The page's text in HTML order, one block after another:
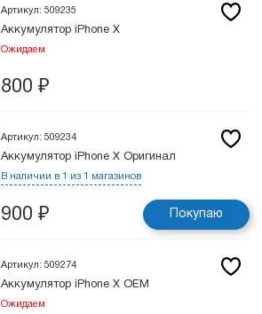
Артикул: 509235
Аккумулятор iPhone X
Ожидаем
800 ₽
Артикул: 509234
Аккумулятор iPhone X Оригинал
В наличии в 1 из 1 магазинов
900 ₽ Покупаю
Артикул: 509274
Аккумулятор iPhone X OEM
Ожидаем